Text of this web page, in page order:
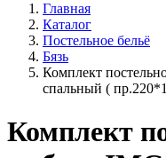
Главная
Каталог
Постельное бельё
Бязь
Комплект
спальный (
Комплект